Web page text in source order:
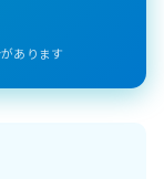
あります